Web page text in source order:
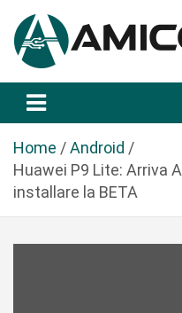
a
Amicopc.com
Home
Android
Huawei P9 Lite: Arriva
installare la BETA